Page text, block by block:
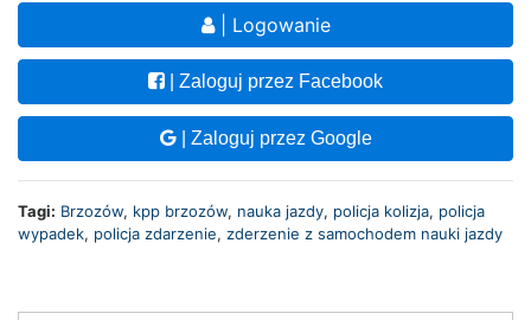
| Logowanie
| Zaloguj przez Facebook
| Zaloguj przez Google
Tagi: Brzozów, kpp brzozów, nauka jazdy, policja kolizja, policja
wypadek, policja zdarzenie, zderzenie z samochodem nauki jazdy